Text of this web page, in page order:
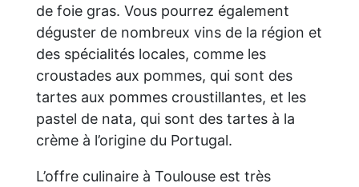
de foie gras. Vous pourrez également
déguster de nombreux vins de la région et
des spécialités locales, comme les
croustades aux pommes, qui sont des
tartes aux pommes croustillantes, et les
pastel de nata, qui sont des tartes à la
crème à l’origine du Portugal.
L’offre culinaire à Toulouse est très